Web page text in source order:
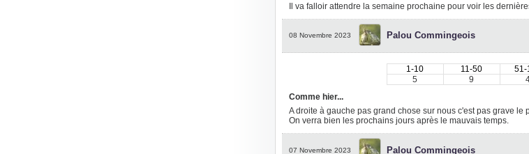
Il va falloir attendre la semaine prochaine pour voir les
08 Novembre 2023 Palou Commingeois
1-10 11-50 51-
5
9
Comme hier...
A droite à gauche pas grand chose sur nous c'est pas grave le
On verra bien les prochains jours après le mauvais temps.
07 Novembre 2023 Palou Commingeois